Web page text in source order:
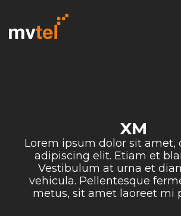
XM
Lorem ipsum dolor sit amet,
adipiscing elit. Etiam et
Vestibulum at urna et
vehicula. Pellentesque
metus, sit amet laoreet mi